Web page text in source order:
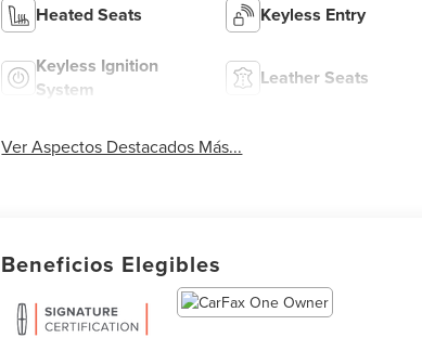
Heated Seats Keyless Entry
Keyless Ignition
System
Leather Seats
Ver Aspectos Destacados Más...
Beneficios Elegibles